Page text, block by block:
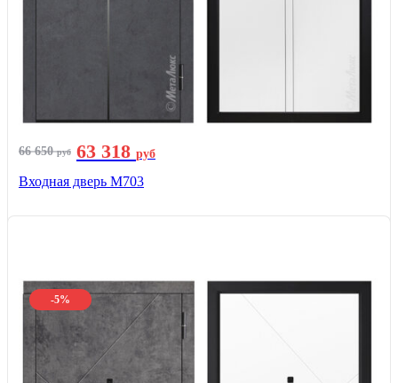
66 650руб 63 318 руб
Входная дверь М703
-5%